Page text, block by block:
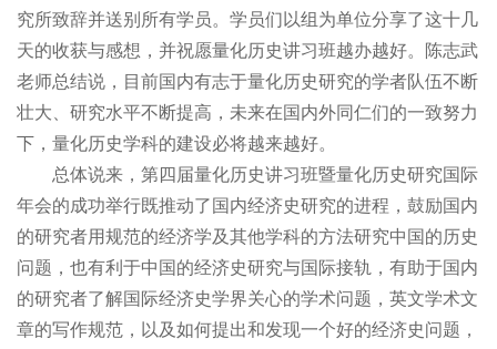
究所致辞并送别所有学员。学员们以组为单位分享了这十几
天的收获与感想，并祝愿量化历史讲习班越办越好。陈志武
老师总结说，目前国内有志于量化历史研究的学者队伍不断
壮大、研究水平不断提高，未来在国内外同仁们的一致努力
下，量化历史学科的建设必将越来越好。
总体说来，第四届量化历史讲习班暨量化历史研究国际
年会的成功举行既推动了国内经济史研究的进程，鼓励国内
的研究者用规范的经济学及其他学科的方法研究中国的历史
问题，也有利于中国的经济史研究与国际接轨，有助于国内
的研究者了解国际经济史学界关心的学术问题，英文学术文
章的写作规范，以及如何提出和发现一个好的经济史问题，